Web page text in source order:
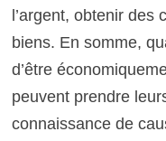
l’argent, obtenir
biens. En somme,
d’être
peuvent prendre
connaissance de